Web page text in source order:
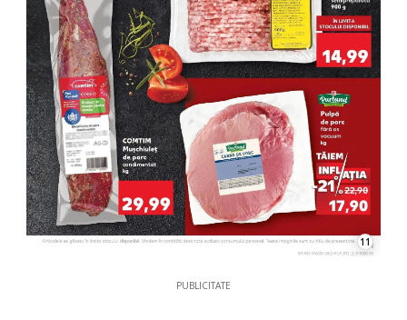
11
PUBLICITATE